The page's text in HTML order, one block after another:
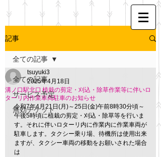
記事
全ての記事
サービス予定
無効チケット
全ての記事
溝ノ口駅北口 植栽の剪定・刈込・除草作業等に伴いロ
ターリ内作業車両駐車のお知らせ
tsuyuki3
2025年4月18日
令和7年4月21日(月)～25日(金)午前8時30分頃～
午後5時頃に植栽の剪定・刈込・除草等を行いま
す。それに伴いロターリ内に作業内に作業車両が
駐車します。タクシー乗り場、待機所は使用出来
ますが、タクシー車両の移動をお願いされた場合
は